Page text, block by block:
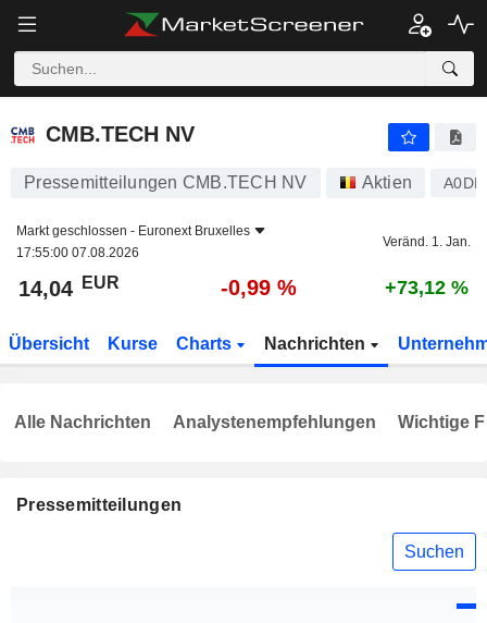
CMB.TECH NV
CMB.TECH NV
Pressemitteilungen CMB.TECH NV Aktien
Markt geschlossen - Euronext Bruxelles
17:55:00 07.08.2026
Veränd. 1. Jan.
14,04 EUR -0,99 % +73,12 %
Übersicht Kurse Charts Nachrichten
Pressemitteilungen
Suchen
Alle Nachrichten Analystenempfehlungen Wichtige